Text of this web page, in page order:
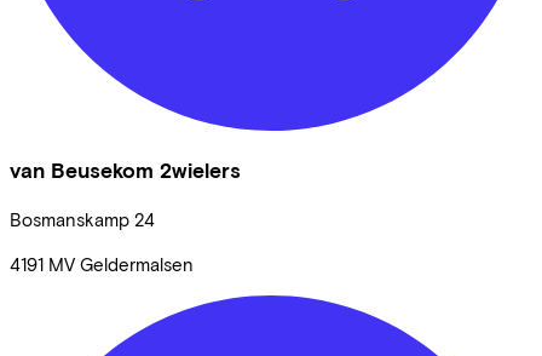
van Beusekom 2wielers
Bosmanskamp 24
4191 MV Geldermalsen